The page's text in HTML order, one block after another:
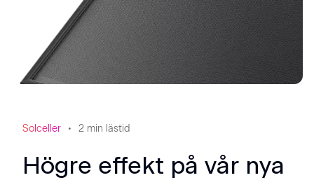
Solceller 2 min lästid
Högre effekt på vår nya